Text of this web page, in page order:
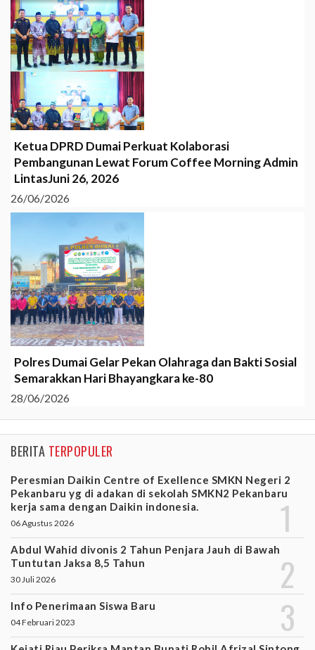
Ketua DPRD Dumai Perkuat Kolaborasi
Pembangunan Lewat Forum Coffee Morning Admin
LintasJuni 26, 2026
26/06/2026
Polres Dumai Gelar Pekan Olahraga dan Bakti Sosial
Semarakkan Hari Bhayangkara ke-80
28/06/2026
BERITA TERPOPULER
Peresmian Daikin Centre of Exellence SMKN Negeri 2
Pekanbaru yg di adakan di sekolah SMKN2 Pekanbaru
kerja sama dengan Daikin indonesia.
06 Agustus 2026
Abdul Wahid divonis 2 Tahun Penjara Jauh di Bawah
Tuntutan Jaksa 8,5 Tahun
30 Juli 2026
Info Penerimaan Siswa Baru
04 Februari 2023